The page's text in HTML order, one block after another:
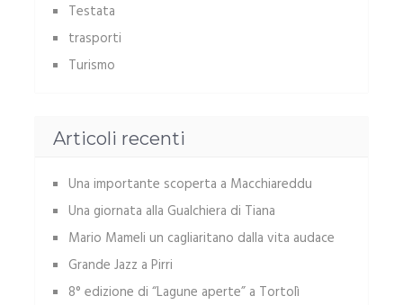
Testata
trasporti
Turismo
Articoli recenti
Una importante scoperta a Macchiareddu
Una giornata alla Gualchiera di Tiana
Mario Mameli un cagliaritano dalla vita audace
Grande Jazz a Pirri
8° edizione di “Lagune aperte” a Tortolì